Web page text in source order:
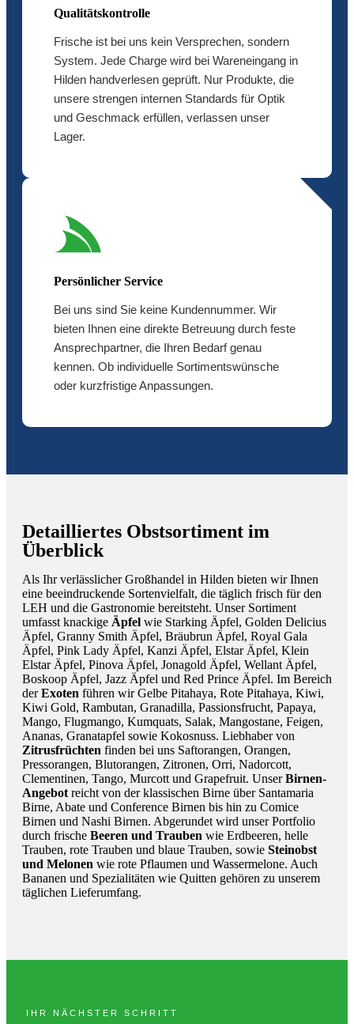
Qualitätskontrolle
Frische ist bei uns kein Versprechen, sondern
System. Jede Charge wird bei Wareneingang in
Hilden handverlesen geprüft. Nur Produkte, die
unsere strengen internen Standards für Optik
und Geschmack erfüllen, verlassen unser
Lager.
Persönlicher Service
Bei uns sind Sie keine Kundennummer. Wir
bieten Ihnen eine direkte Betreuung durch feste
Ansprechpartner, die Ihren Bedarf genau
kennen. Ob individuelle Sortimentswünsche
oder kurzfristige Anpassungen.
Detailliertes Obstsortiment im
Überblick
Als Ihr verlässlicher Großhandel in Hilden bieten wir Ihnen
eine beeindruckende Sortenvielfalt, die täglich frisch für den
LEH und die Gastronomie bereitsteht. Unser Sortiment
umfasst knackige Äpfel wie Starking Äpfel, Golden Delicius
Äpfel, Granny Smith Äpfel, Bräubrun Äpfel, Royal Gala
Äpfel, Pink Lady Äpfel, Kanzi Äpfel, Elstar Äpfel, Klein
Elstar Äpfel, Pinova Äpfel, Jonagold Äpfel, Wellant Äpfel,
Boskoop Äpfel, Jazz Äpfel und Red Prince Äpfel. Im Bereich
derExoten führen wir Gelbe Pitahaya, Rote Pitahaya, Kiwi,
Kiwi Gold, Rambutan, Granadilla, Passionsfrucht, Papaya,
Mango, Flugmango, Kumquats, Salak, Mangostane, Feigen,
Ananas, Granatapfel sowie Kokosnuss. Liebhaber von
Zitrusfrüchten finden bei uns Saftorangen, Orangen,
Pressorangen, Blutorangen, Zitronen, Orri, Nadorcott,
Clementinen, Tango, Murcott und Grapefruit. UnserBirnen-
Angebot reicht von der klassischen Birne über Santamaria
Birne, Abate und Conference Birnen bis hin zu Comice
Birnen und Nashi Birnen. Abgerundet wird unser Portfolio
durch frische Beeren und Trauben wie Erdbeeren, helle
Trauben, rote Trauben und blaue Trauben, sowie Steinobst
und Melonen wie rote Pflaumen und Wassermelone. Auch
Bananen und Spezialitäten wie Quitten gehören zu unserem
täglichen Lieferumfang.
IHR NÄCHSTER SCHRITT